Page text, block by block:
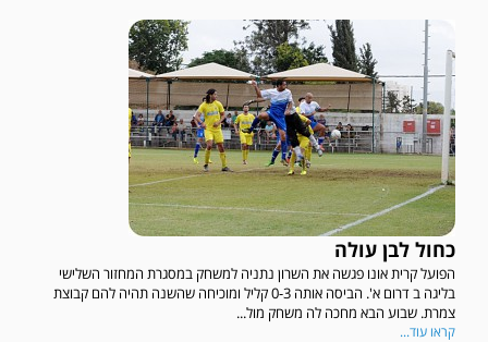
כחול לבן עולה
הפועל קרית אונו פגשה את השרון נתניה למשחק במסגרת המחזור השלישי
בליגה ב דרום א'. הביסה אותה 0-3 קליל ומוכיחה שהשנה תהיה להם קבוצת
צמרת. שבוע הבא מחכה לה משחק מול...
קראו עוד...